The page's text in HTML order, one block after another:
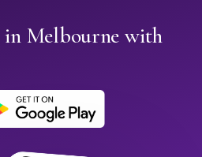
in Melbourne with